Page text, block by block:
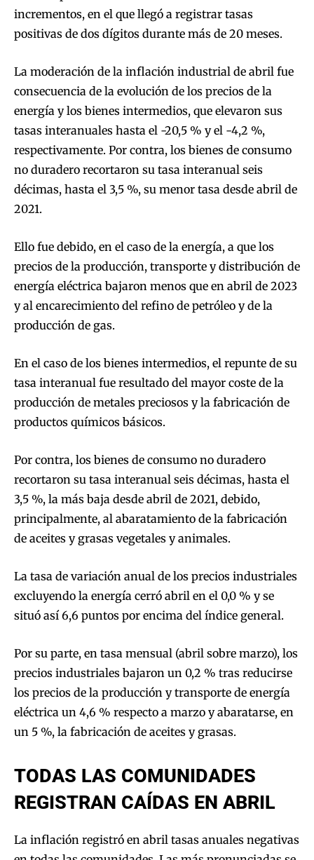
incrementos, en el que llegó a registrar tasas
positivas de dos dígitos durante más de 20 meses.
La moderación de la inflación industrial de abril fue
consecuencia de la evolución de los precios de la
energía y los bienes intermedios, que elevaron sus
tasas interanuales hasta el -20,5 % y el -4,2 %,
respectivamente. Por contra, los bienes de consumo
no duradero recortaron su tasa interanual seis
décimas, hasta el 3,5 %, su menor tasa desde abril de
2021.
Ello fue debido, en el caso de la energía, a que los
precios de la producción, transporte y distribución de
energía eléctrica bajaron menos que en abril de 2023
y al encarecimiento del refino de petróleo y de la
producción de gas.
En el caso de los bienes intermedios, el repunte de su
tasa interanual fue resultado del mayor coste de la
producción de metales preciosos y la fabricación de
productos químicos básicos.
Por contra, los bienes de consumo no duradero
recortaron su tasa interanual seis décimas, hasta el
3,5 %, la más baja desde abril de 2021, debido,
principalmente, al abaratamiento de la fabricación
de aceites y grasas vegetales y animales.
La tasa de variación anual de los precios industriales
excluyendo la energía cerró abril en el 0,0 % y se
situó así 6,6 puntos por encima del índice general.
Por su parte, en tasa mensual (abril sobre marzo), los
precios industriales bajaron un 0,2 % tras reducirse
los precios de la producción y transporte de energía
eléctrica un 4,6 % respecto a marzo y abaratarse, en
un 5 %, la fabricación de aceites y grasas.
TODAS LAS COMUNIDADES
REGISTRAN CAÍDAS EN ABRIL
La inflación registró en abril tasas anuales negativas